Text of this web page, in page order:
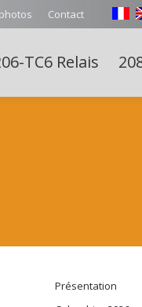
Contact
TC6 Relais
Présentation